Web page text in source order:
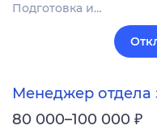
Подготовка и…
Менеджер отдела
80 000–100 000 ₽